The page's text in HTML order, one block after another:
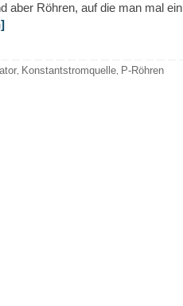
aber Röhren, auf die man mal
, Konstantstromquelle, P-Röhren